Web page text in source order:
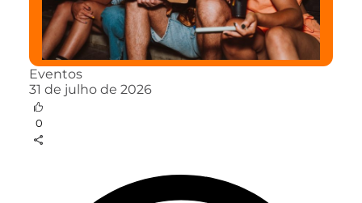
Eventos
31 de julho de 2026
0